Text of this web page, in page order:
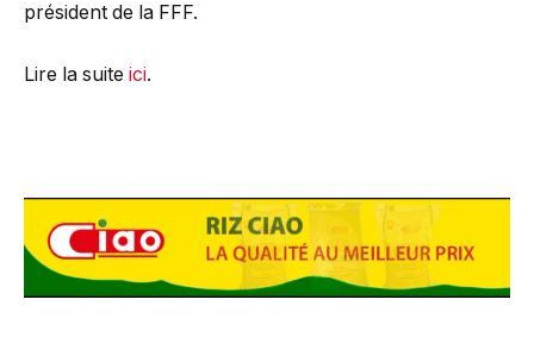
président de la FFF.
Lire la suite ici.